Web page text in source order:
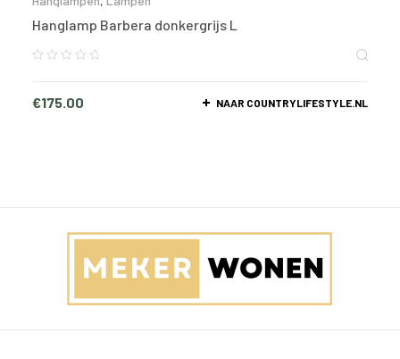
Hanglamp Barbera donkergrijs L
€175.00 NAAR COUNTRYLIFESTYLE.NL